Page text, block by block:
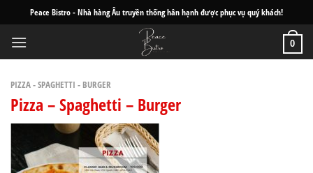
to
content
Peace Bistro - Nhà hàng Âu truyền thống hân hạnh được phục vụ quý khách!
0
PIZZA - SPAGHETTI - BURGER
Pizza – Spaghetti – Burger